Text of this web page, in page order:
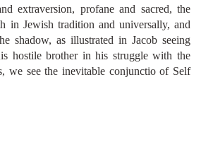
extraversion, profane and sacred, the
in Jewish tradition and universally, and
shadow, as illustrated in Jacob seeing
hostile brother in his struggle with the
we see the inevitable conjunctio of Self